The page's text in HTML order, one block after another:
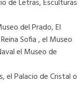
de Letras, Esculturas
del Prado, El
Sofia , el Museo
el Museo de
el Palacio de Cristal o